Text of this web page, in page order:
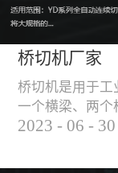
屏，按钮、遥杆
板，操作快速、
桥切机厂家
桥切机是用于工
一个横梁、两个
桥而构成，因其
是用于实现快
2023 - 06 - 30